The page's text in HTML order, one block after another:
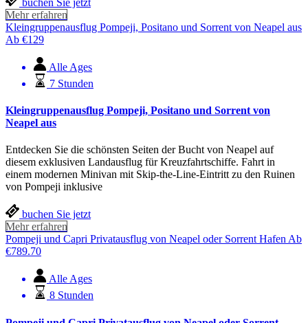
Mehr erfahren
Kleingruppenausflug Pompeji, Positano und Sorrent von Neapel aus
Ab €129
Alle Ages
7 Stunden
Kleingruppenausflug Pompeji, Positano und Sorrent von
Neapel aus
Entdecken Sie die schönsten Seiten der Bucht von Neapel auf
diesem exklusiven Landausflug für Kreuzfahrtschiffe. Fahrt in
einem modernen Minivan mit Skip-the-Line-Eintritt zu den Ruinen
von Pompeji inklusive
buchen Sie jetzt
Mehr erfahren
Pompeji und Capri Privatausflug von Neapel oder Sorrent Hafen Ab
€789.70
Alle Ages
8 Stunden